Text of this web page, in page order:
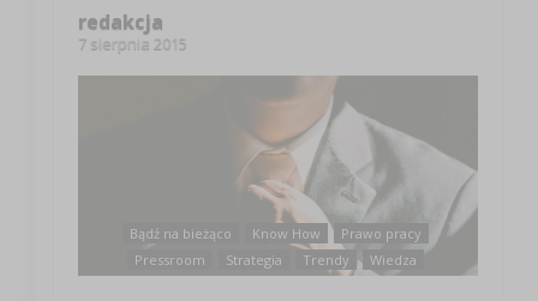
redakcja
7 sierpnia 2015
Bądź na bieżąco Know How
Prawo pracy
Pressroom
Strategia Trendy Wiedza